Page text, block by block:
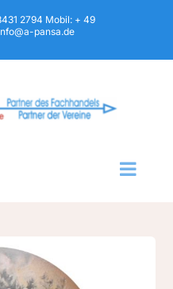
2794 Mobil: + 49
pansa.de